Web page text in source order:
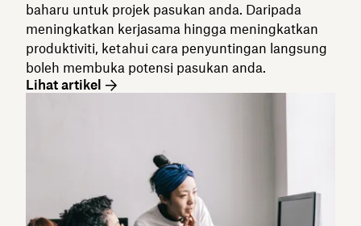
baharu untuk projek pasukan anda. Daripada
meningkatkan kerjasama hingga meningkatkan
produktiviti, ketahui cara penyuntingan langsung
boleh membuka potensi pasukan anda.
Lihat artikel